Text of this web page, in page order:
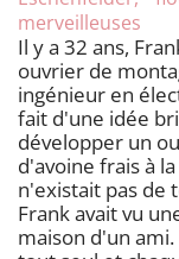
Tellarini
Telwin
Tenco
Tineco
Titania
Tornado
Tre Spade
merveilleuses
Il y a 32 ans,
ouvrier de
ingénieur en
fait d'une idée
développer un
d'avoine frais à
n'existait pas de
Frank avait vu
maison d'un